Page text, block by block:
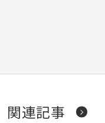
関連記事